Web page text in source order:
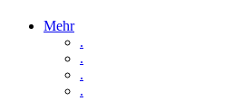
Mehr
.
.
.
.